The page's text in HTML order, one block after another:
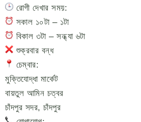
রোগী দেখার সময়:
সকাল ১০টা – ১টা
বিকাল ৩টা – সন্ধ্যা ৬টা
শুক্রবার বন্ধ
চেম্বার:
মুক্তিযোদ্ধা মার্কেট
বায়তুল আমিন চত্বর
চাঁদপুর সদর, চাঁদপুর